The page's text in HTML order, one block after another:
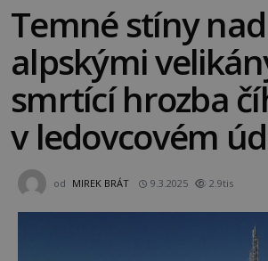
Temné stíny nad
alpskými
smrtící hrozba
v ledovcovém
od MIREK BRÁT 9.3.2025 2.9tis